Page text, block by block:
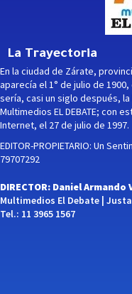
La Trayectoria
En la ciudad de Zárate,
aparecía el 1° de julio de
sería, casi un siglo después,
Multimedios EL DEBATE; con
Internet, el 27 de julio de 1997.
EDITOR-PROPIETARIO: Un
79707292
DIRECTOR: Daniel Armando
Multimedios El Debate |
Tel.: 11 3965 1567